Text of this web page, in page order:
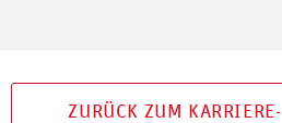
ZURÜCK ZUM KARRIERE-